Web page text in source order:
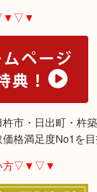
市・日出町・杵
格満足度No1を目
方▽▼▽▼